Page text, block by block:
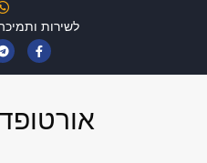
לשירות